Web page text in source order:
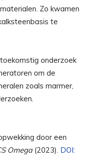
Zo kwamen
te
onderzoek
om de
zoals marmer,
door een
Omega(2023). DOI: